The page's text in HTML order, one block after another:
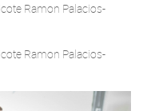
Ramon Palacios-
Ramon Palacios-